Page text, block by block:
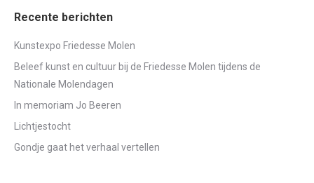
Recente berichten
Kunstexpo Friedesse Molen
Beleef kunst en cultuur bij de Friedesse Molen tijdens de
Nationale Molendagen
In memoriam Jo Beeren
Lichtjestocht
Gondje gaat het verhaal vertellen